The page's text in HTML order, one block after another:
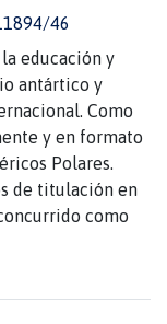
46
educación y
antártico y
Como
y en formato
Polares.
de titulación en
como